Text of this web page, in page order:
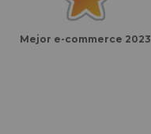
Mejor e-commerce 2023